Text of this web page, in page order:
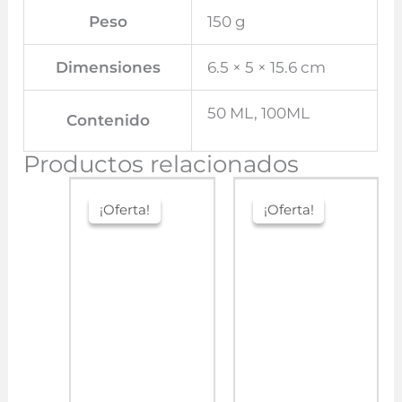
Peso 150 g
Dimensiones 6.5 × 5 × 15.6 cm
Contenido 50 ML, 100ML
Productos relacionados
¡Oferta!
¡Oferta! ¡Oferta!
¡Oferta!